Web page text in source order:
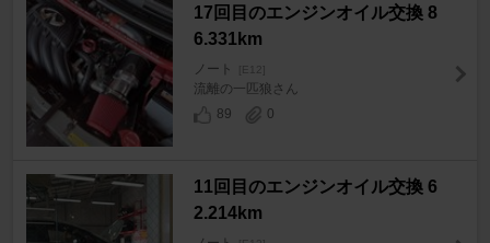
17回目のエンジンオイル交換 8
6.331km
ノート [E12]
流離の一匹狼さん
89
0
11回目のエンジンオイル交換 6
2.214km